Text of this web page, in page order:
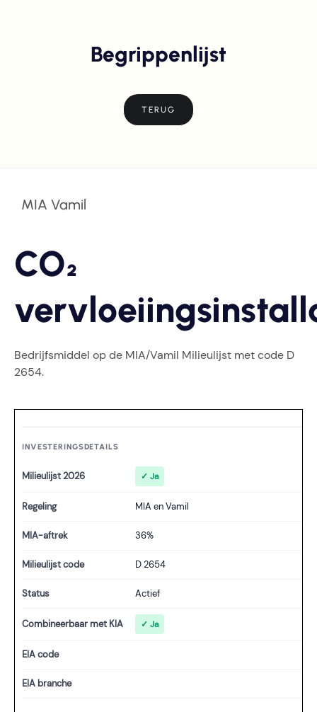
Begrippenlijst
TERUG
MIA Vamil
CO₂
Bedrijfsmiddel op de MIA/Vamil Milieulijst met code D
2654.
INVESTERINGSDETAILS
Milieulijst 2026 ✓ Ja
Regeling MIA en Vamil
MIA-aftrek 36%
Milieulijst code D 2654
Status Actief
Combineerbaar met KIA ✓ Ja
EIA code
EIA branche